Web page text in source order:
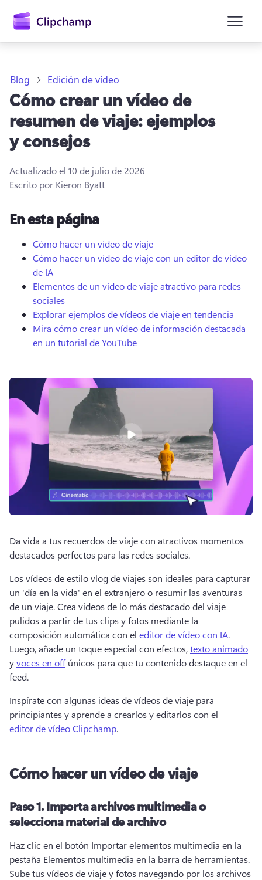
principal
Probar gratis
Blog Edición de vídeo
Cómo crear un vídeo de
resumen de viaje: ejemplos
y consejos
Actualizado el 10 de julio de 2026
Escrito por Kieron Byatt
En esta página
Cómo hacer un vídeo de viaje
Cómo hacer un vídeo de viaje con un editor de vídeo
de IA
Elementos de un vídeo de viaje atractivo para redes
sociales
Explorar ejemplos de vídeos de viaje en tendencia
Mira cómo crear un vídeo de información destacada
en un tutorial de YouTube
Da vida a tus recuerdos de viaje con atractivos momentos
destacados perfectos para las redes sociales.
Los vídeos de estilo vlog de viajes son ideales para capturar
un 'día en la vida' en el extranjero o resumir las aventuras
de un viaje. Crea vídeos de lo más destacado del viaje
pulidos a partir de tus clips y fotos mediante la
composición automática con el editor de vídeo con IA
Luego, añade un toque especial con efectos, texto animado
y voces en off únicos para que tu contenido destaque en el
feed.
Inspírate con algunas ideas de vídeos de viaje para
principiantes y aprende a crearlos y editarlos con el
editor de vídeo Clipchamp.
Cómo hacer un vídeo de viaje
Paso 1.Importa archivos multimedia o
selecciona material de archivo
Haz clic en el botón Importar elementos multimedia en la
Sube tus vídeos de viaje y fotos navegando por los archivos